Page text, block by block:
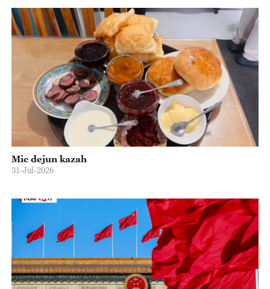
Mic dejun kazah
31-Jul-2026